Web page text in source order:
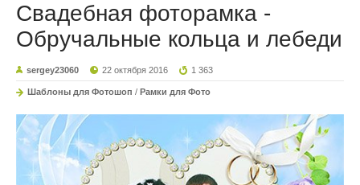
Свадебная фоторамка -
Обручальные кольца и лебеди
sergey23060 22 октября 2016 1 363
Шаблоны для Фотошоп / Рамки для Фото